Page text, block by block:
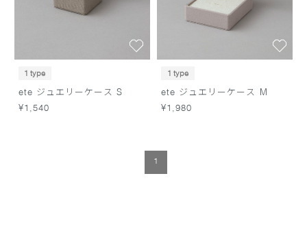
1 type
ete ジュエリーケース S
¥1,540
1 type
ete ジュエリーケース M
¥1,980
1